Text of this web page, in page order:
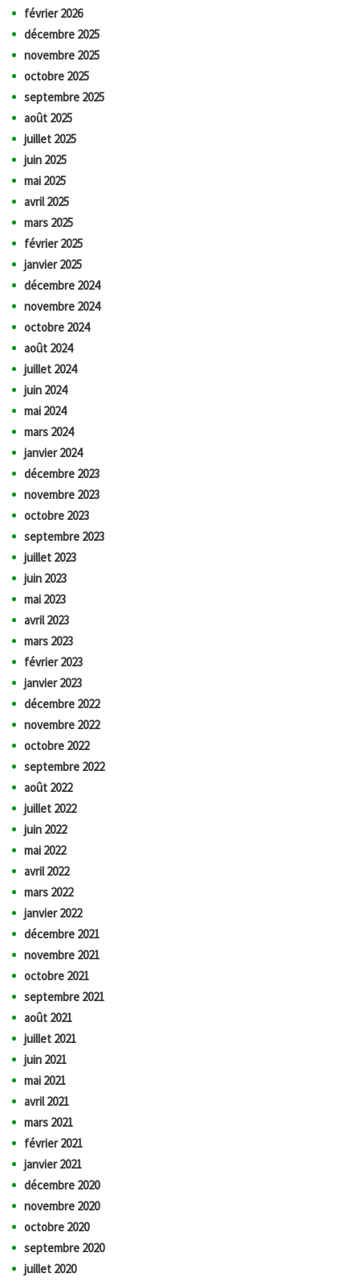
février 2026
décembre 2025
novembre 2025
octobre 2025
septembre 2025
août 2025
juillet 2025
juin 2025
mai 2025
avril 2025
mars 2025
février 2025
janvier 2025
décembre 2024
novembre 2024
octobre 2024
août 2024
juillet 2024
juin 2024
mai 2024
mars 2024
janvier 2024
décembre 2023
novembre 2023
octobre 2023
septembre 2023
juillet 2023
juin 2023
mai 2023
avril 2023
mars 2023
février 2023
janvier 2023
décembre 2022
novembre 2022
octobre 2022
septembre 2022
août 2022
juillet 2022
juin 2022
mai 2022
avril 2022
mars 2022
janvier 2022
décembre 2021
novembre 2021
octobre 2021
septembre 2021
août 2021
juillet 2021
juin 2021
mai 2021
avril 2021
mars 2021
février 2021
janvier 2021
décembre 2020
novembre 2020
octobre 2020
septembre 2020
juillet 2020